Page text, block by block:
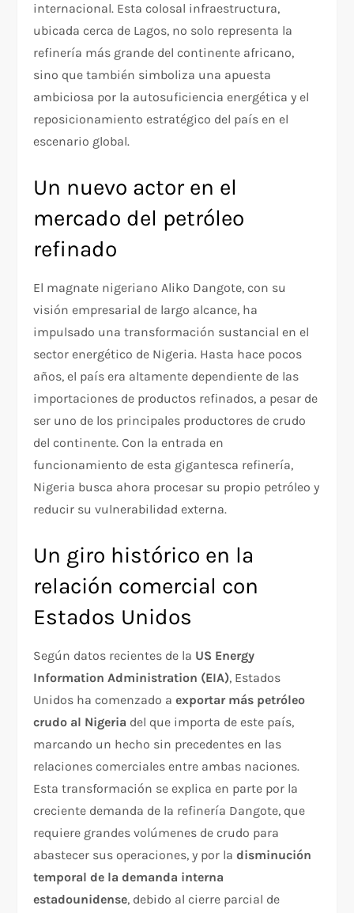
internacional. Esta colosal infraestructura,
ubicada cerca de Lagos, no solo representa la
refinería más grande del continente africano,
sino que también simboliza una apuesta
ambiciosa por la autosuficiencia energética y el
reposicionamiento estratégico del país en el
escenario global.
Un nuevo actor en el
mercado del petróleo
refinado
El magnate nigeriano Aliko Dangote, con su
visión empresarial de largo alcance, ha
impulsado una transformación sustancial en el
sector energético de Nigeria. Hasta hace pocos
años, el país era altamente dependiente de las
importaciones de productos refinados, a pesar de
ser uno de los principales productores de crudo
del continente. Con la entrada en
funcionamiento de esta gigantesca refinería,
Nigeria busca ahora procesar su propio petróleo y
reducir su vulnerabilidad externa.
Un giro histórico en la
relación comercial con
Estados Unidos
Según datos recientes de la US Energy
Information Administration (EIA), Estados
Unidos ha comenzado aexportar más petróleo
crudo al Nigeria del que importa de este país,
marcando un hecho sin precedentes en las
relaciones comerciales entre ambas naciones.
Esta transformación se explica en parte por la
creciente demanda de la refinería Dangote, que
requiere grandes volúmenes de crudo para
abastecer sus operaciones, y por ladisminución
temporal de la demanda interna
estadounidense, debido al cierre parcial de